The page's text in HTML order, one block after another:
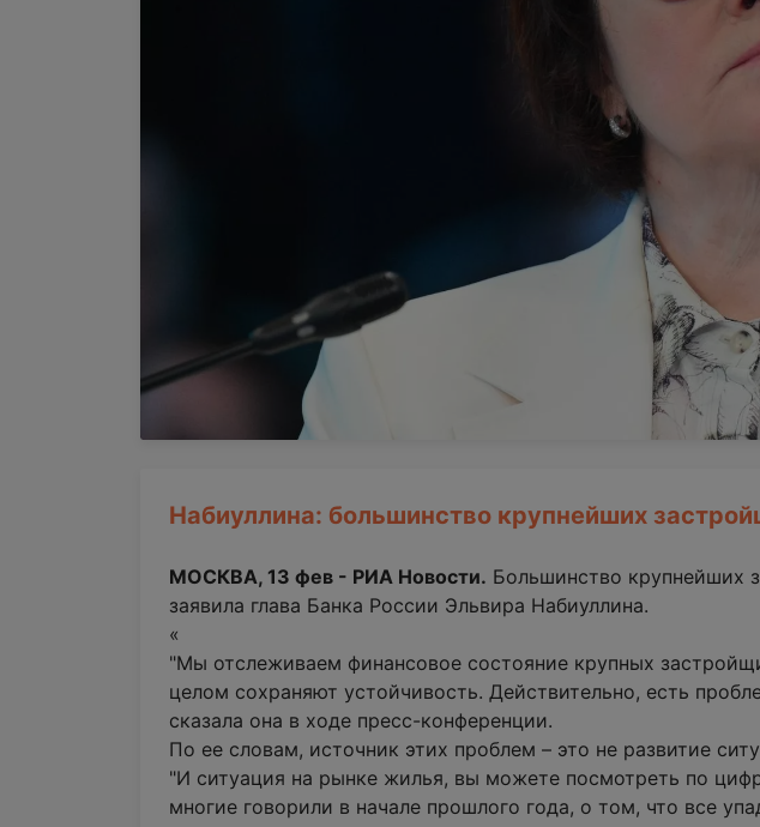
Набиуллина: большинство крупнейших
МОСКВА, 13 фев - РИА Новости. Большинство крупнейших
заявила глава Банка России Эльвира Набиуллина.
«
"Мы отслеживаем финансовое состояние крупных
целом сохраняют устойчивость. Действительно, есть
сказала она в ходе пресс-конференции.
По ее словам, источник этих проблем – это не развитие
"И ситуация на рынке жилья, вы можете посмотреть по
многие говорили в начале прошлого года, о том, что все